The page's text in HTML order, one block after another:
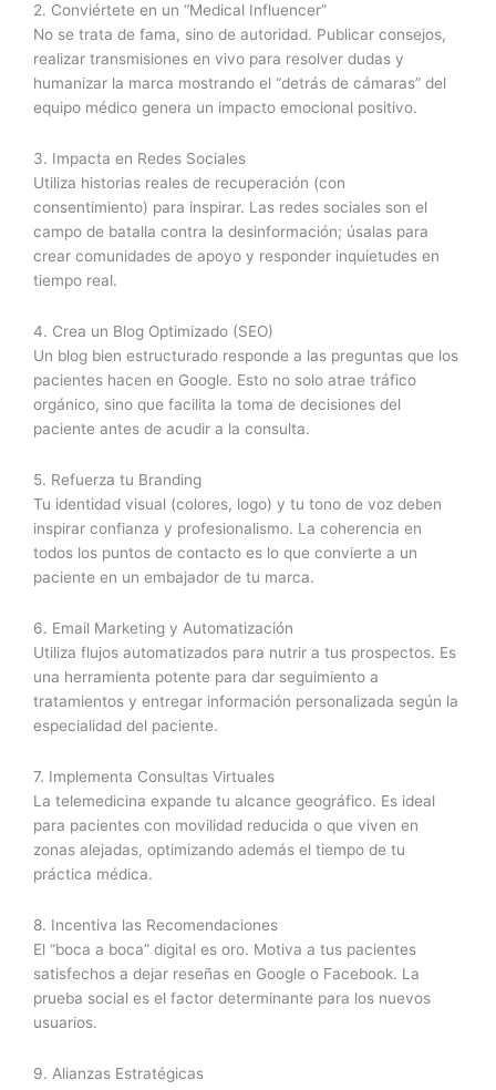
2. Conviértete en un “Medical Influencer”
No se trata de fama, sino de autoridad. Publicar consejos,
realizar transmisiones en vivo para resolver dudas y
humanizar la marca mostrando el “detrás de cámaras” del
equipo médico genera un impacto emocional positivo.
3. Impacta en Redes Sociales
Utiliza historias reales de recuperación (con
consentimiento) para inspirar. Las redes sociales son el
campo de batalla contra la desinformación; úsalas para
crear comunidades de apoyo y responder inquietudes en
tiempo real.
4. Crea un Blog Optimizado (SEO)
Un blog bien estructurado responde a las preguntas que los
pacientes hacen en Google. Esto no solo atrae tráfico
orgánico, sino que facilita la toma de decisiones del
paciente antes de acudir a la consulta.
5. Refuerza tu Branding
Tu identidad visual (colores, logo) y tu tono de voz deben
inspirar confianza y profesionalismo. La coherencia en
todos los puntos de contacto es lo que convierte a un
paciente en un embajador de tu marca.
6. Email Marketing y Automatización
Utiliza flujos automatizados para nutrir a tus prospectos. Es
una herramienta potente para dar seguimiento a
tratamientos y entregar información personalizada según la
especialidad del paciente.
7. Implementa Consultas Virtuales
La telemedicina expande tu alcance geográfico. Es ideal
para pacientes con movilidad reducida o que viven en
zonas alejadas, optimizando además el tiempo de tu
práctica médica.
8. Incentiva las Recomendaciones
El “boca a boca” digital es oro. Motiva a tus pacientes
satisfechos a dejar reseñas en Google o Facebook. La
prueba social es el factor determinante para los nuevos
usuarios.
9. Alianzas Estratégicas